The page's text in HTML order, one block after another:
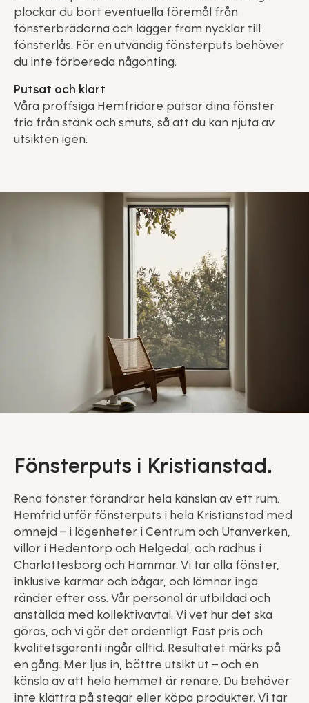
plockar du bort eventuella föremål från
fönsterbrädorna och lägger fram nycklar till
fönsterlås. För en utvändig fönsterputs behöver
du inte förbereda någonting.
Putsat och klart
Våra proffsiga Hemfridare putsar dina fönster
fria från stänk och smuts, så att du kan njuta av
utsikten igen.
Fönsterputs i Kristianstad.
Rena fönster förändrar hela känslan av ett rum.
Hemfrid utför fönsterputs i hela Kristianstad med
omnejd – i lägenheter i Centrum och Utanverken,
villor i Hedentorp och Helgedal, och radhus i
Charlottesborg och Hammar. Vi tar alla fönster,
inklusive karmar och bågar, och lämnar inga
ränder efter oss. Vår personal är utbildad och
anställda med kollektivavtal. Vi vet hur det ska
göras, och vi gör det ordentligt. Fast pris och
kvalitetsgaranti ingår alltid. Resultatet märks på
en gång. Mer ljus in, bättre utsikt ut – och en
känsla av att hela hemmet är renare. Du behöver
inte klättra på stegar eller köpa produkter. Vi tar